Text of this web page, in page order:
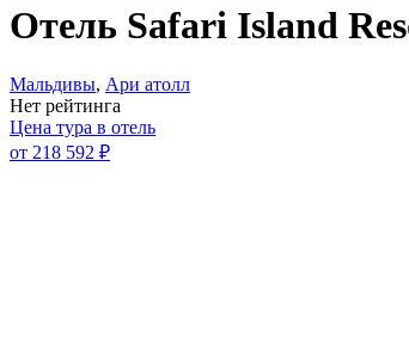
Отель Safari Island
Мальдивы, Ари атолл
Нет рейтинга
Цена тура в отель
от 218 592 ₽